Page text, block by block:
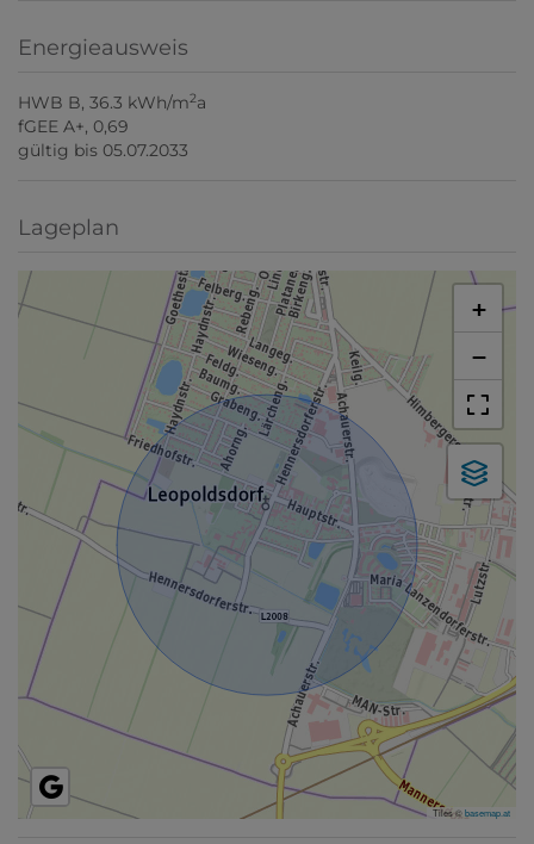
Energieausweis
HWB B, 36.3 kWh/m2a
fGEE A+, 0,69
gültig bis 05.07.2033
Lageplan
+
−
Tiles ©basemap.at